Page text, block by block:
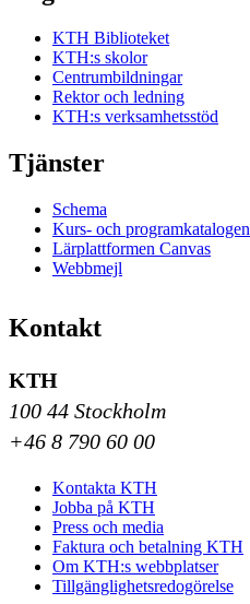
KTH Biblioteket
KTH:s skolor
Centrumbildningar
Rektor och ledning
KTH:s verksamhetsstöd
Tjänster
Schema
Kurs- och programkatalogen
Lärplattformen Canvas
Webbmejl
Kontakt
KTH
100 44 Stockholm
+46 8 790 60 00
Kontakta KTH
Jobba på KTH
Press och media
Faktura och betalning KTH
Om KTH:s webbplatser
Tillgänglighetsredogörelse